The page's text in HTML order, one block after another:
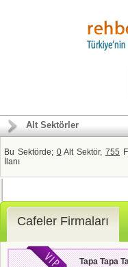
Alt Sektörler
Bu Sektörde; 0Alt Sektör, 755
İlanı
Cafeler Firmaları
Tapa Tapa